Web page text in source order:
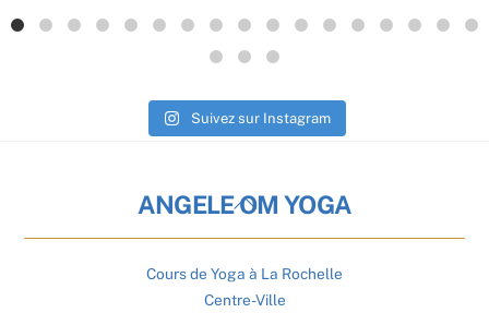
Suivez sur Instagram
Back
ANGELE OM YOGA
Cours de Yoga à La Rochelle
Centre-Ville